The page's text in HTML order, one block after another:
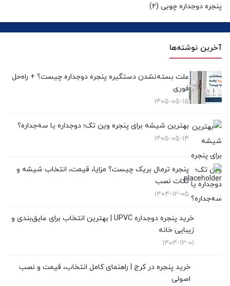
پنجره دوجداره چوبی (2)
پنجره کشویی آلومینیومی
پنجره لیفت انداسلاید(2)
تعویض پنجره دوجداره
توری پلیسه (10)
توری پنجره
در UPVC(9)
در آلمینیوم(10)
رگلاژ پنجره
شیشه سکوریت (3)
آخرین نوشته‌ها
علت بسته‌نشدن دستگیره پنجره دوجداره چیست؟ + راه‌حل
فوری
۱۴۰۵-۰۵-۱۵
بهترین شیشه برای پنجره وین تک؛ دوجداره یا سه‌جداره؟
۱۴۰۵-۰۵-۱۴
پنجره ترمال بریک چیست؟ مزایا، قیمت، انتخاب شیشه و
نکات نصب
۱۴۰۴-۱۲-۰۵
خرید پنجره دوجداره UPVC | بهترین انتخاب برای عایق‌بندی و
زیبایی خانه
۱۴۰۴-۱۲-۰۱
خرید پنجره در کرج | راهنمای کامل انتخاب، قیمت و نصب
اصولی